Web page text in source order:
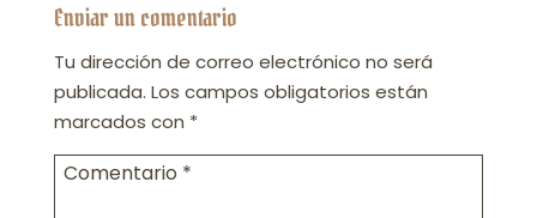
Enviar un comentario
Tu dirección de correo electrónico no será
publicada. Los campos obligatorios están
marcados con *